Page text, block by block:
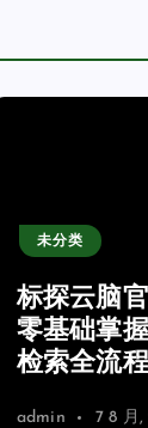
未分类
标探云脑
零基础掌
检索全流程
admin 7 8 月